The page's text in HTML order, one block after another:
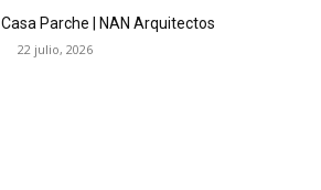
Casa Parche | NAN Arquitectos
22 julio, 2026